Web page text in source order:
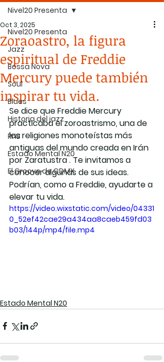
Nivel20 Presenta
Jazz
Bossa Nova
Soul
Blues
Historia del jazz
RnB
Estado Mental N20
El Groove de CDMX
Nivel20 Presenta
Zoraoastro, la figura
espiritual de Freddie
Mercury puede también
inspirar tu vida.
Oct 3, 2025
Se dice que Freddie Mercury
practicaba el zoroastrismo, una de
las religiones monoteístas más
antiguas del mundo creada en Irán
por Zaratustra . Te invitamos a
conocer algunas de sus ideas.
Podrían, como a Freddie, ayudarte a
elevar tu vida.
https://video.wixstatic.com/video/04331
0_52ef42cae29a434aa8caeb459fd03
b03/144p/mp4/file.mp4
Estado Mental N20